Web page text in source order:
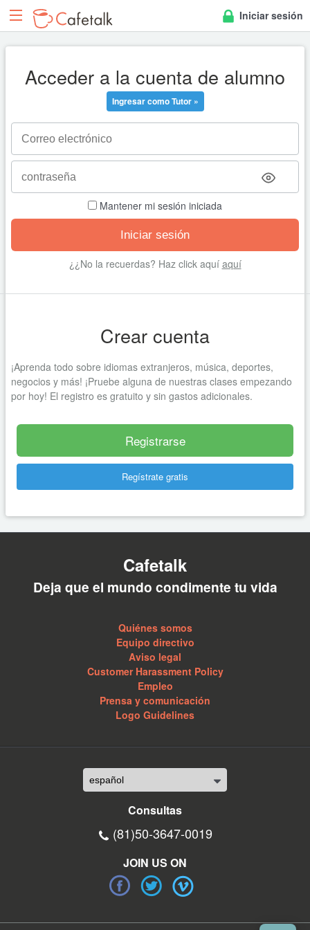
Iniciar sesión
Acceder a la cuenta de alumno
Ingresar como Tutor »
Mantener mi sesión iniciada
¿¿No la recuerdas? Haz click aquí aquí
Crear cuenta
¡Aprenda todo sobre idiomas extranjeros, música, deportes,
negocios y más! ¡Pruebe alguna de nuestras clases empezando
por hoy! El registro es gratuito y sin gastos adicionales.
Registrarse
Regístrate gratis
Cafetalk
Deja que el mundo condimente tu vida
Quiénes somos
Equipo directivo
Aviso legal
Customer Harassment Policy
Empleo
Prensa y comunicación
Logo Guidelines
Consultas
(81)50-3647-0019
JOIN US ON